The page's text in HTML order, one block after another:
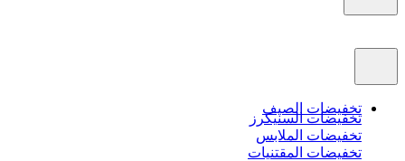
تخفيضات الصيف
تخفيضات السنيكرز
تخفيضات الملابس
تخفيضات المقتنيات